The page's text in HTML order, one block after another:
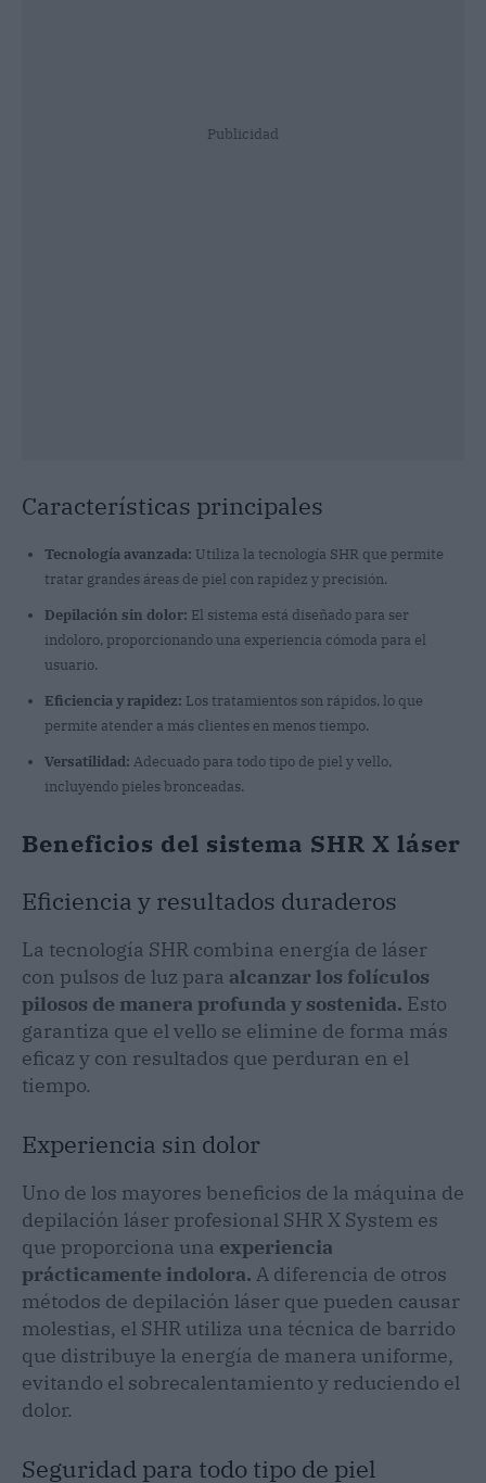
Publicidad
Características principales
Tecnología avanzada: Utiliza la tecnología SHR que permite
tratar grandes áreas de piel con rapidez y precisión.
Depilación sin dolor: El sistema está diseñado para ser
indoloro, proporcionando una experiencia cómoda para el
usuario.
Eficiencia y rapidez: Los tratamientos son rápidos, lo que
permite atender a más clientes en menos tiempo.
Versatilidad: Adecuado para todo tipo de piel y vello,
incluyendo pieles bronceadas.
Beneficios del sistema SHR X láser
Eficiencia y resultados duraderos
La tecnología SHR combina energía de láser
con pulsos de luz para alcanzar los folículos
pilosos de manera profunda y sostenida. Esto
garantiza que el vello se elimine de forma más
eficaz y con resultados que perduran en el
tiempo.
Experiencia sin dolor
Uno de los mayores beneficios de la máquina de
depilación láser profesional SHR X System es
que proporciona una experiencia
prácticamente indolora. A diferencia de otros
métodos de depilación láser que pueden causar
molestias, el SHR utiliza una técnica de barrido
que distribuye la energía de manera uniforme,
evitando el sobrecalentamiento y reduciendo el
dolor.
Seguridad para todo tipo de piel